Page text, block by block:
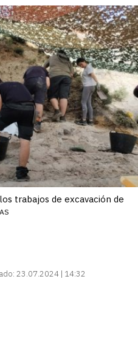
trabajos de excavación de
23.07.2024 | 14:32